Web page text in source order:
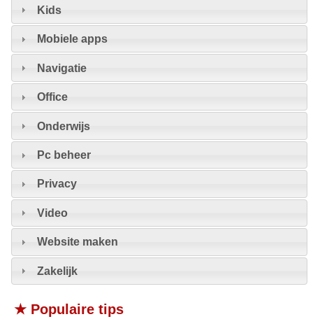
Kids
Mobiele apps
Navigatie
Office
Onderwijs
Pc beheer
Privacy
Video
Website maken
Zakelijk
★ Populaire tips